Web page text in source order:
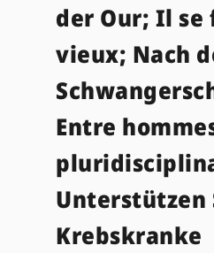
der Our; Il se
vieux; Nach
Entre
Unterstützen
Krebskranke